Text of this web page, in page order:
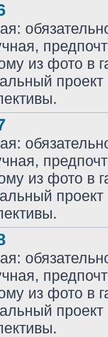
из фото в
из фото в
из фото в